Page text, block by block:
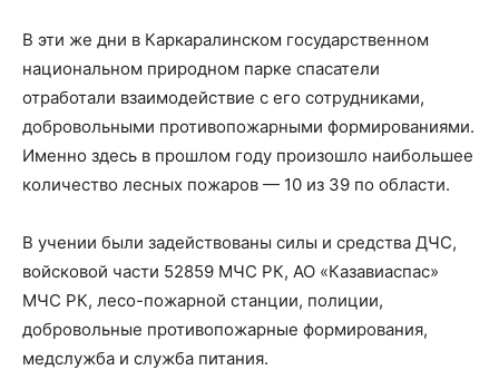
В эти же дни в Каркаралинском государственном
национальном природном парке спасатели
отработали взаимодействие с его сотрудниками,
добровольными противопожарными формированиями.
Именно здесь в прошлом году произошло наибольшее
количество лесных пожаров — 10 из 39 по области.
В учении были задействованы силы и средства ДЧС,
войсковой части 52859 МЧС РК, АО «Казавиаспас»
МЧС РК, лесо-пожарной станции, полиции,
добровольные противопожарные формирования,
медслужба и служба питания.